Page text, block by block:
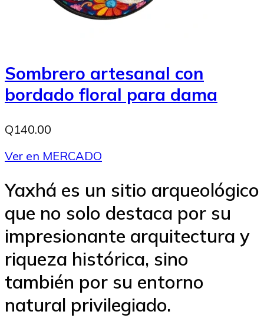
Sombrero artesanal con
bordado floral para dama
Q140.00
Ver en MERCADO
Yaxhá es un sitio arqueológico
que no solo destaca por su
impresionante arquitectura y
riqueza histórica, sino
también por su entorno
natural privilegiado.